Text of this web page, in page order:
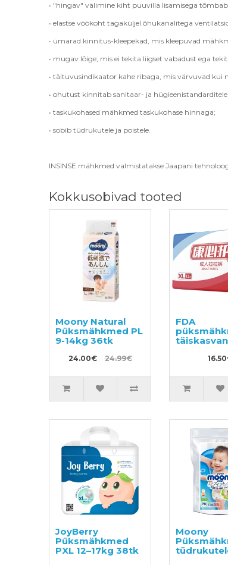
• "hingav" välimine kiht puuvilla lisamisega
• elastse vöökoht tagaküljel õhukanalitega
• ümarad kinnitus-kleepekad, mis kleepuvad
• mugav lõige, mis ei tekita liigset vabadust ega
• täituvusindikaator kahe ribaga, mis värvuvad kui
• ohutust kinnitab sanitaar- ja
• taskukohased mähkmed taskukohase hinnaga;
• sobib tüdrukutele ja poistele.
INSINSE mähkmed valmistatakse Jaapani
Kokkusobivad tooted
Moony Natural
Püksmähkmed PL
9-14kg 36tk
24.00€ 24.99€
FDA
JoyBerry
Püksmähkmed
PXL 12–17kg 38tk
Moony